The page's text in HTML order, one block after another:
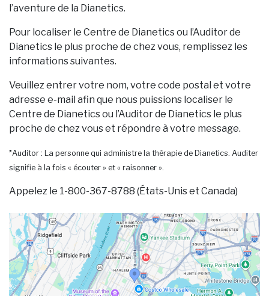
l’aventure de la Dianetics.
Pour localiser le Centre de Dianetics ou l’Auditor de
Dianetics le plus proche de chez vous, remplissez les
informations suivantes.
Veuillez entrer votre nom, votre code postal et votre
adresse e-mail afin que nous puissions localiser le
Centre de Dianetics ou l’Auditor de Dianetics le plus
proche de chez vous et répondre à votre message.
*Auditor : La personne qui administre la thérapie de Dianetics. Auditer
signifie à la fois « écouter » et « raisonner ».
Appelez le 1-800-367-8788 (États-Unis et Canada)